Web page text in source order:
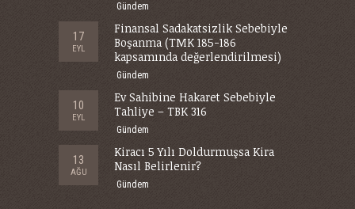
Gündem
17
EYL
Finansal Sadakatsizlik Sebebiyle
Boşanma (TMK 185-186
kapsamında değerlendirilmesi)
Gündem
10
EYL
Ev Sahibine Hakaret Sebebiyle
Tahliye – TBK 316
Gündem
13
AĞU
Kiracı 5 Yılı Doldurmuşsa Kira
Nasıl Belirlenir?
Gündem